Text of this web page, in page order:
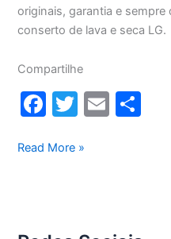
originais, garantia e
conserto de lava e seca LG.
Compartilhe
F
c
o
T
itt
E
Conserto
Read More »